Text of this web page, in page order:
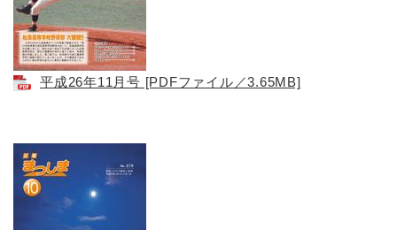
平成26年11月号 [PDFファイル／3.65MB]